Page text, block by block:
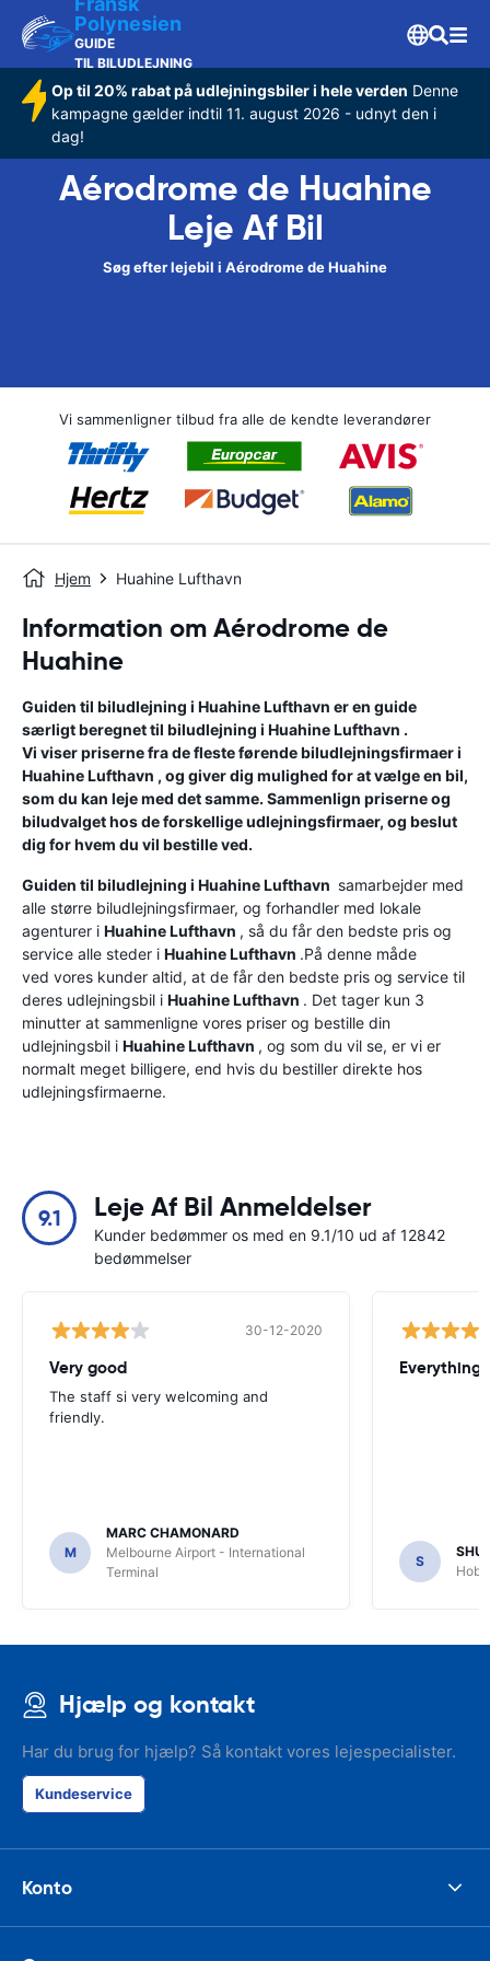
Polynesien
GUIDE
TIL BILUDLEJNING
Op til 20% rabat på udlejningsbiler i hele verden Denne
kampagne gælder indtil 11. august 2026 - udnyt den i
dag!
Aérodrome de Huahine
Leje Af Bil
Søg efter lejebil i Aérodrome de Huahine
Vi sammenligner tilbud fra alle de kendte leverandører
Hjem Huahine Lufthavn
Information om Aérodrome de
Huahine
Guiden til biludlejning i Huahine Lufthavn er en guide
særligt beregnet til biludlejning i Huahine Lufthavn .
Vi viser priserne fra de fleste førende biludlejningsfirmaer i
Huahine Lufthavn , og giver dig mulighed for at vælge en bil,
som du kan leje med det samme. Sammenlign priserne og
biludvalget hos de forskellige udlejningsfirmaer, og beslut
dig for hvem du vil bestille ved.
Guiden til biludlejning i Huahine Lufthavn samarbejder med
alle større biludlejningsfirmaer, og forhandler med lokale
agenturer i Huahine Lufthavn , så du får den bedste pris og
service alle steder i Huahine Lufthavn .På denne måde
ved vores kunder altid, at de får den bedste pris og service til
deres udlejningsbil i Huahine Lufthavn . Det tager kun 3
minutter at sammenligne vores priser og bestille din
udlejningsbil i Huahine Lufthavn , og som du vil se, er vi er
normalt meget billigere, end hvis du bestiller direkte hos
udlejningsfirmaerne.
9.1 Leje Af Bil Anmeldelser
Kunder bedømmer os med en 9.1/10 ud af 12842
bedømmelser
30-12-2020
Very good
The staff si very welcoming and
friendly.
M
MARC CHAMONARD
Melbourne Airport - International
Terminal
Everything
S
Hjælp og kontakt
Har du brug for hjælp? Så kontakt vores lejespecialister.
Kundeservice
Konto